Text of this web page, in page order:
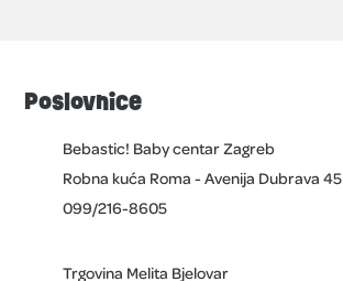
Poslovnice
Bebastic! Baby centar Zagreb
Robna kuća Roma - Avenija Dubrava 45
099/216-8605
Trgovina Melita Bjelovar